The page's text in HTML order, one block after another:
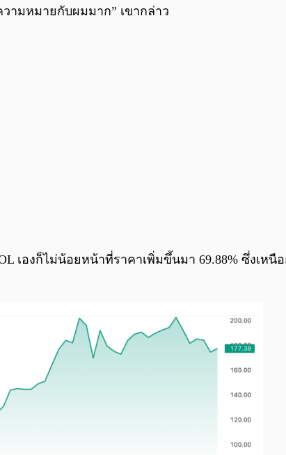
ามหมายกับผมมาก” เขากล่าว
เองก็ไม่น้อยหน้าที่ราคาเพิ่มขึ้นมา 69.88% ซึ่งเหนื